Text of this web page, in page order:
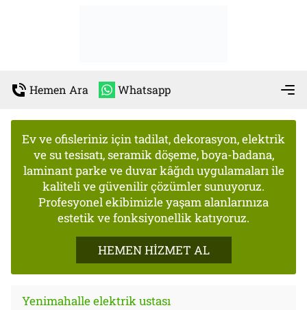
Hemen Ara Whatsapp
Ev ve ofisleriniz için tadilat, dekorasyon, elektrik
ve su tesisatı, seramik döşeme, boya-badana,
laminant parke ve duvar kâğıdı uygulamaları ile
kaliteli ve güvenilir çözümler sunuyoruz.
Profesyonel ekibimizle yaşam alanlarınıza
estetik ve fonksiyonellik katıyoruz.
HEMEN HİZMET AL
Yenimahalle elektrik ustası